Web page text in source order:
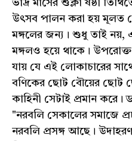
ভাদ্র মাসের শুক্লা ষষ্ঠী
উৎসব পালন করা হয় মূলত
মঙ্গলের জন্য। শুধু তাই নয়,
মঙ্গলও হয়ে থাকে।
যায় যে এই লোকাচারের
বণিকের ছোট বৌয়ের ছোট
কাহিনী সেটাই প্রমান
"নরবলি সেকালের সমাজে
নরবলি প্রসঙ্গ আছে।